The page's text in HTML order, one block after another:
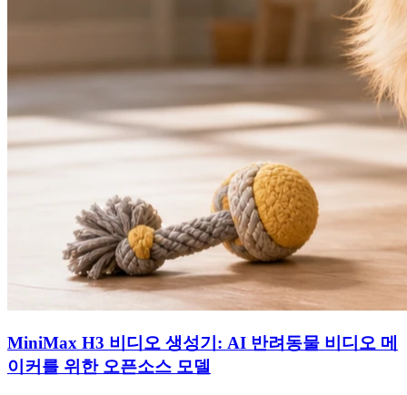
MiniMax H3 비디오 생성기: AI 반려동물 비디오 메
이커를 위한 오픈소스 모델